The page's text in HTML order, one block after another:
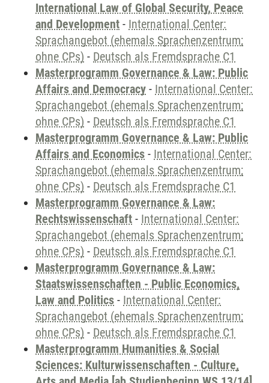
International Law of Global Security, Peace
and Development - International Center:
Sprachangebot (ehemals Sprachenzentrum;
ohne CPs) - Deutsch als Fremdsprache C1
Masterprogramm Governance & Law: Public
Affairs and Democracy - International Center:
Sprachangebot (ehemals Sprachenzentrum;
ohne CPs) - Deutsch als Fremdsprache C1
Masterprogramm Governance & Law: Public
Affairs and Economics - International Center:
Sprachangebot (ehemals Sprachenzentrum;
ohne CPs) - Deutsch als Fremdsprache C1
Masterprogramm Governance & Law:
Rechtswissenschaft - International Center:
Sprachangebot (ehemals Sprachenzentrum;
ohne CPs) - Deutsch als Fremdsprache C1
Masterprogramm Governance & Law:
Staatswissenschaften - Public Economics,
Law and Politics - International Center:
Sprachangebot (ehemals Sprachenzentrum;
ohne CPs) - Deutsch als Fremdsprache C1
Masterprogramm Humanities & Social
Sciences: Kulturwissenschaften - Culture,